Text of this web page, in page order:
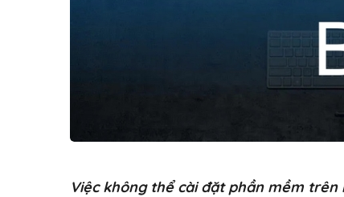
Việc không thể cài đặt phần mềm trên